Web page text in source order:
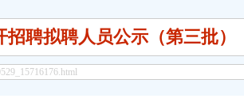
聘拟聘人员公示（第三批）